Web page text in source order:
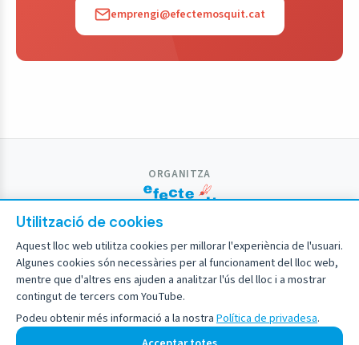
emprengi@efectemosquit.cat
ORGANITZA
PROMOU I FINANÇA
PARTICIPA
Avís legal
Política de privadesa
Utilització de cookies
Aquest lloc web utilitza cookies per millorar l'experiència de l'usuari.
Algunes cookies són necessàries per al funcionament del lloc web,
mentre que d'altres ens ajuden a analitzar l'ús del lloc i a mostrar
contingut de tercers com YouTube.
Podeu obtenir més informació a la nostraPolítica de privadesa.